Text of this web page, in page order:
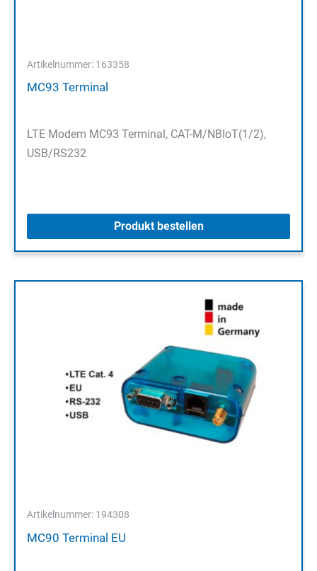
Artikelnummer: 163358
MC93 Terminal
LTE Modem MC93 Terminal, CAT-M/NBIoT(1/2),
USB/RS232
Produkt bestellen
Artikelnummer: 194308
MC90 Terminal EU